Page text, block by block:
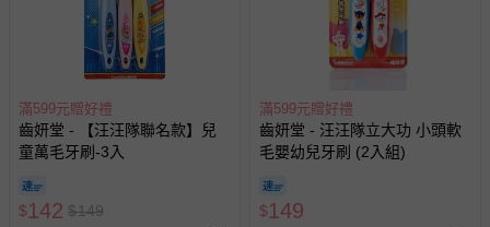
易於腐敗、保存期限較短或解約時即將逾期（例如生鮮
商品、食品等）。
客製化商品（例如客製生日書、姓名貼等）。
報紙、期刊或雜誌（惟書籍如經拆封、使用，則酌收整
新費用）。
經消費者拆封之影音商品或電腦軟體（例如 DVD、CD
非以有形媒介提供之數位內容或一經提供即為完成之線
滿599元贈好禮
齒妍堂 - 【汪汪隊聯名款】兒
童萬毛牙刷-3入
$142 $149
滿599元贈好禮
齒妍堂 - 汪汪隊立大功 小頭軟
毛嬰幼兒牙刷 (2入組)
$149